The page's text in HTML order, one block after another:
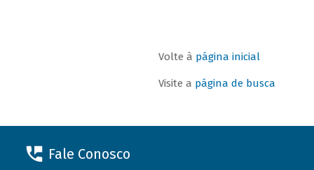
Volte à página inicial
Visite a página de busca
Fale Conosco